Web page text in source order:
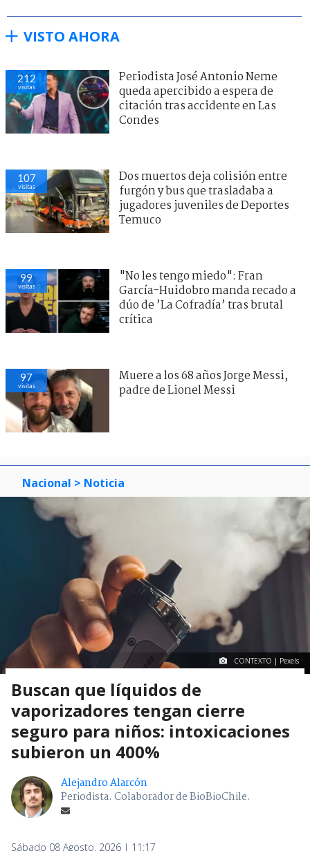
VISTO AHORA
212
visitas
Periodista José Antonio Neme
queda apercibido a espera de
citación tras accidente en Las
Condes
107
visitas
Dos muertos deja colisión entre
furgón y bus que trasladaba a
jugadores juveniles de Deportes
Temuco
99
visitas
"No les tengo miedo": Fran
García-Huidobro manda recado a
dúo de ’La Cofradía’ tras brutal
crítica
97
visitas
Muere a los 68 años Jorge Messi,
padre de Lionel Messi
Nacional > Noticia
CONTEXTO | Pexels
Buscan que líquidos de
vaporizadores tengan cierre
seguro para niños: intoxicaciones
subieron un 400%
Alejandro Alarcón
Periodista. Colaborador de BioBioChile.
Sábado 08 Agosto, 2026 | 11:17